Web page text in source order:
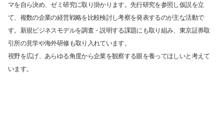
マを自ら決め、ゼミ研究に取り掛かります。先行研究を参照し仮説を立
て、複数の企業の経営戦略を比較検討し考察を発表するのが主な活動で
す。新規ビジネスモデルを調査・説明する課題にも取り組み、東京証券取
引所の見学や海外研修も取り入れています。
視野を広げ、あらゆる角度から企業を観察する眼を養ってほしいと考えて
います。